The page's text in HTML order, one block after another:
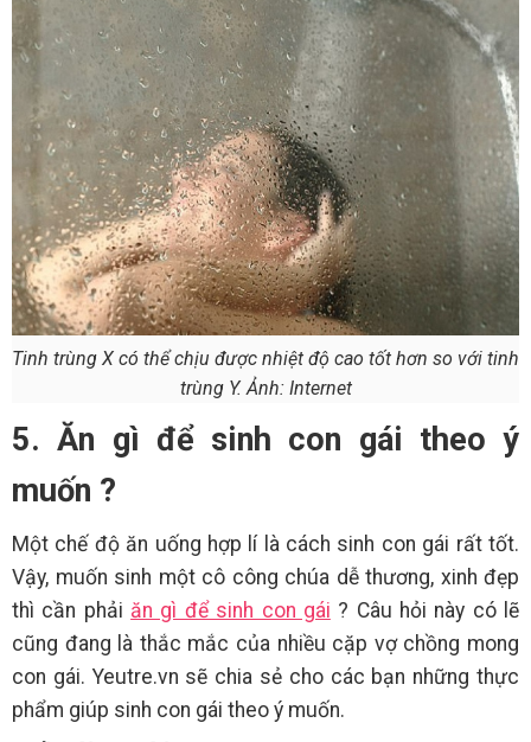
Tinh trùng X có thể chịu được nhiệt độ cao tốt hơn so với tinh
trùng Y. Ảnh: Internet
5. Ăn gì để sinh con gái theo ý
muốn ?
Một chế độ ăn uống hợp lí là cách sinh con gái rất tốt.
Vậy, muốn sinh một cô công chúa dễ thương, xinh đẹp
thì cần phải ăn gì để sinh con gái ? Câu hỏi này có lẽ
cũng đang là thắc mắc của nhiều cặp vợ chồng mong
con gái. Yeutre.vn sẽ chia sẻ cho các bạn những thực
phẩm giúp sinh con gái theo ý muốn.